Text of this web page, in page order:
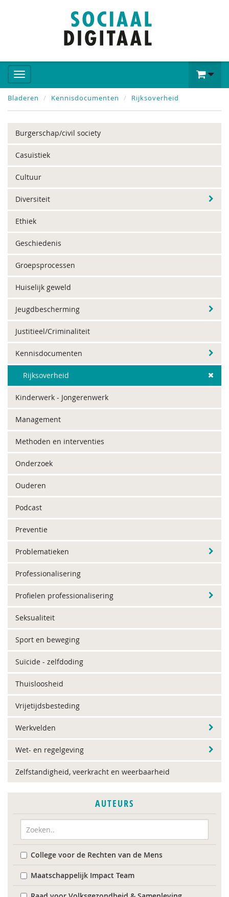
Bladeren Kennisdocumenten Rijksoverheid
Burgerschap/civil society
Casuïstiek
Cultuur
Diversiteit
Ethiek
Geschiedenis
Groepsprocessen
Huiselijk geweld
Jeugdbescherming
Justitieel/Criminaliteit
Kennisdocumenten
Rijksoverheid
Kinderwerk - Jongerenwerk
Management
Methoden en interventies
Onderzoek
Ouderen
Podcast
Preventie
Problematieken
Professionalisering
Profielen professionalisering
Seksualiteit
Sport en beweging
Suïcide - zelfdoding
Thuisloosheid
Vrijetijdsbesteding
Werkvelden
Wet- en regelgeving
Zelfstandigheid, veerkracht en weerbaarheid
AUTEURS
College voor de Rechten van de Mens
Maatschappelijk Impact Team